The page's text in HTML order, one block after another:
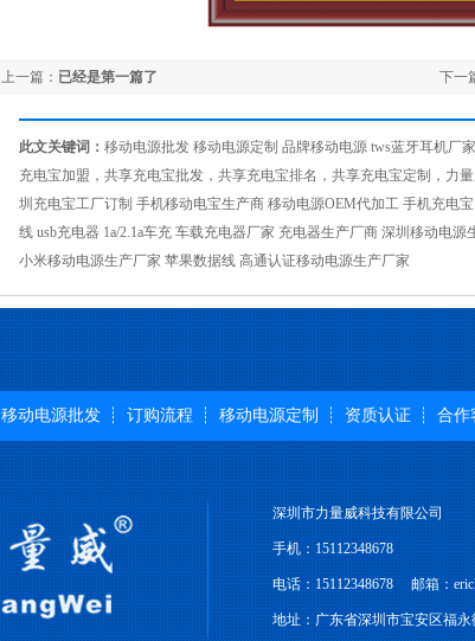
下一
上一篇： 已经是第一篇了
此文关键词： 移动电源批发 移动电源定制 品牌移动电源 tws蓝牙耳机厂家
充电宝加盟，共享充电宝批发，共享充电宝排名，共享充电宝定制，力
圳充电宝工厂订制 手机移动电宝生产商 移动电源OEM代加工 手机充电
线 usb充电器 1a/2.1a车充 车载充电器厂家 充电器生产厂商 深圳移动电
小米移动电源生产厂家 苹果数据线 高通认证移动电源生产厂家
移动电源批发 订购流程 移动电源定制 资质认证 合作
深圳市力量威科技有限公
手机：15112348678
电话：15112348678 邮箱：
地址：广东省深圳市宝安区福永